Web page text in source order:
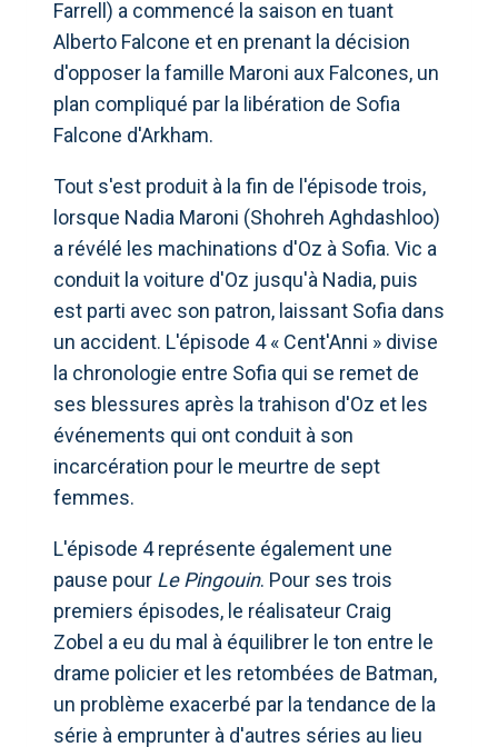
Farrell) a commencé la saison en tuant
Alberto Falcone et en prenant la décision
d'opposer la famille Maroni aux Falcones, un
plan compliqué par la libération de Sofia
Falcone d'Arkham.
Tout s'est produit à la fin de l'épisode trois,
lorsque Nadia Maroni (Shohreh Aghdashloo)
a révélé les machinations d'Oz à Sofia. Vic a
conduit la voiture d'Oz jusqu'à Nadia, puis
est parti avec son patron, laissant Sofia dans
un accident. L'épisode 4 « Cent'Anni » divise
la chronologie entre Sofia qui se remet de
ses blessures après la trahison d'Oz et les
événements qui ont conduit à son
incarcération pour le meurtre de sept
femmes.
L'épisode 4 représente également une
pause pour Le Pingouin. Pour ses trois
premiers épisodes, le réalisateur Craig
Zobel a eu du mal à équilibrer le ton entre le
drame policier et les retombées de Batman,
un problème exacerbé par la tendance de la
série à emprunter à d'autres séries au lieu